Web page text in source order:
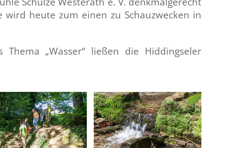
heute zum einen zu Schauzwecken in
„Wasser“ ließen die Hiddingseler